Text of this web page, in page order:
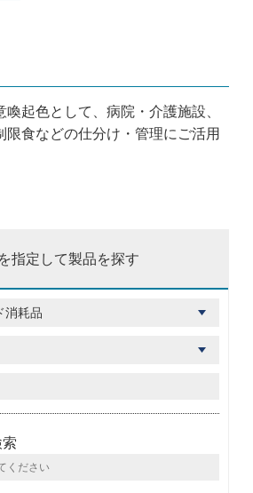
起色として、病院・介護施設、
限食などの仕分け・管理にご活用
指定して製品を探す